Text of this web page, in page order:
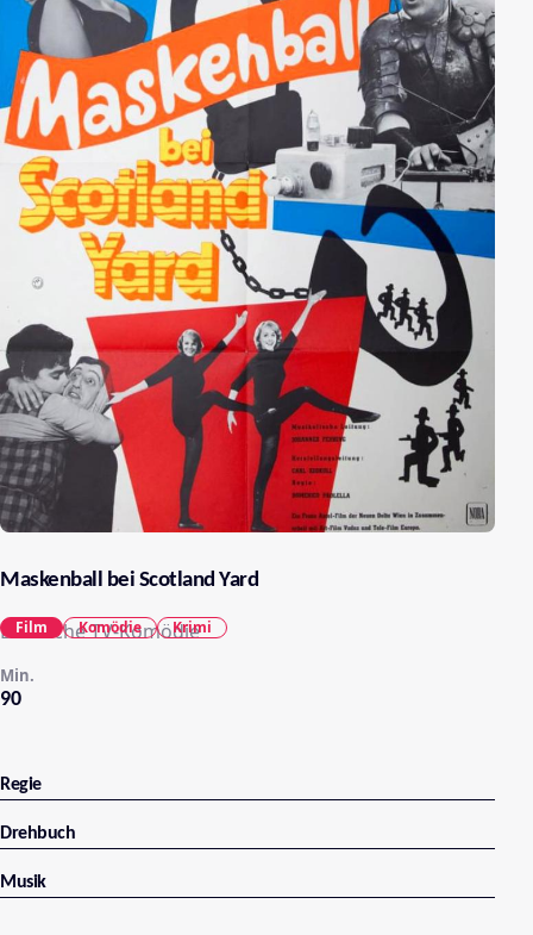
Maskenball bei Scotland Yard
Deutsche TV-Komödie
90
Min.
Film Komödie Krimi
Regie
Drehbuch
Musik